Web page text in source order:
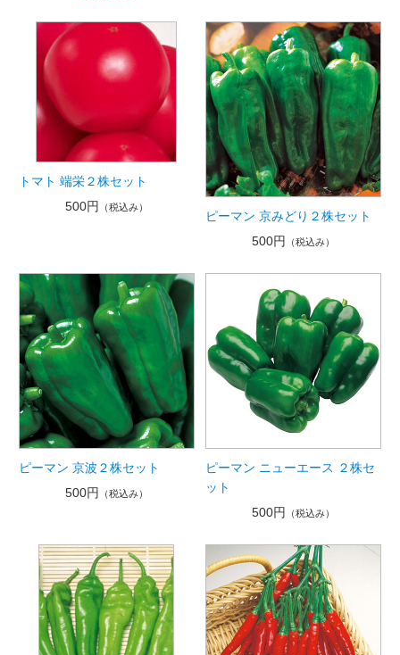
トマト 端栄２株セット
500円
（税込み）
ピーマン 京みどり２株セット
500円
（税込み）
ピーマン 京波２株セット
500円
（税込み）
ピーマン ニューエース ２株セ
ット
500円
（税込み）